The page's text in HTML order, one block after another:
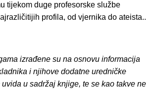
tijekom duge profesorske službe
profila, od vjernika do ateista..
izrađene su na osnovu informacija
i njihove dodatne uredničke
u sadržaj knjige, te se kao takve ne